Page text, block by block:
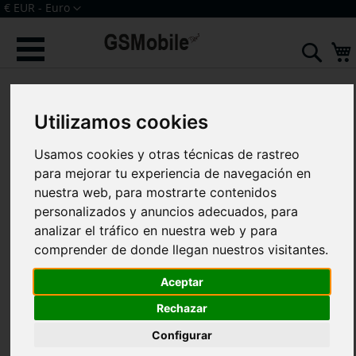
Utilizamos cookies
Usamos cookies y otras técnicas de rastreo
para mejorar tu experiencia de navegación en
nuestra web, para mostrarte contenidos
personalizados y anuncios adecuados, para
analizar el tráfico en nuestra web y para
comprender de donde llegan nuestros visitantes.
Aceptar
Rechazar
Configurar
Ir
al
contenido
Moneda
€ EUR - Euro
galería
imágenes